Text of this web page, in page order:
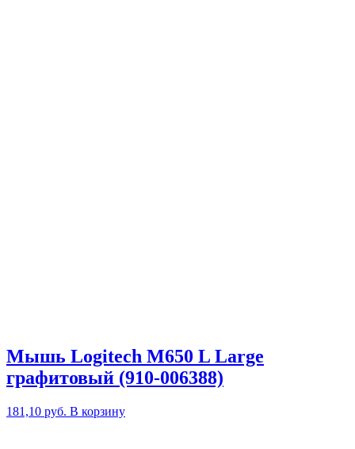
Мышь Logitech M650 L Large
графитовый (910-006388)
181,10 руб. В корзину